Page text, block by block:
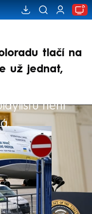
tlačí na
už jednat,
není